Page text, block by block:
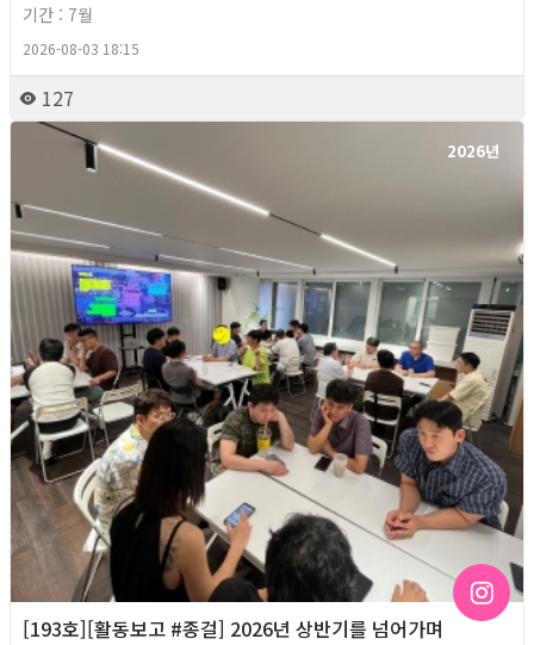
기간 : 7월
2026-08-03 18:15
127
2026년
[193호][활동보고 #종걸] 2026년 상반기를 넘어가며